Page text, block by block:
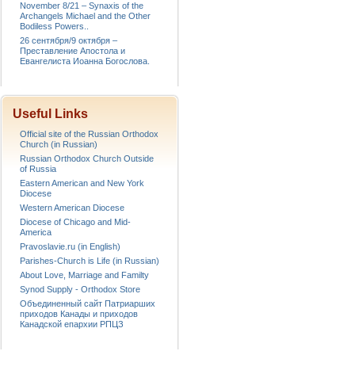
November 8/21 – Synaxis of the
Archangels Michael and the Other
Bodiless Powers..
26 сентября/9 октября –
Преставление Апостола и
Евангелиста Иоанна Богослова.
Useful Links
Official site of the Russian Orthodox
Church (in Russian)
Russian Orthodox Church Outside
of Russia
Eastern American and New York
Diocese
Western American Diocese
Diocese of Chicago and Mid-
America
Pravoslavie.ru (in English)
Parishes-Church is Life (in Russian)
About Love, Marriage and Familty
Synod Supply - Orthodox Store
Объединенный сайт Патриарших
приходов Канады и приходов
Канадской епархии РПЦЗ